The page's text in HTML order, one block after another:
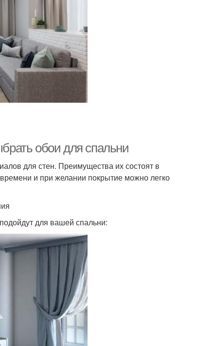
обои для спальни
для стен. Преимущества их состоят в
и при желании покрытие можно легко
для вашей спальни: